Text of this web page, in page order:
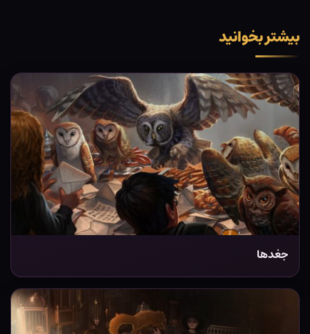
بیشتر بخوانید
جغدها